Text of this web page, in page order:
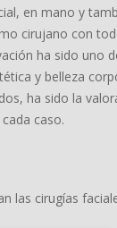
en mano y
cirujano con
ha sido uno
y belleza
ha sido la
caso.
las cirugías